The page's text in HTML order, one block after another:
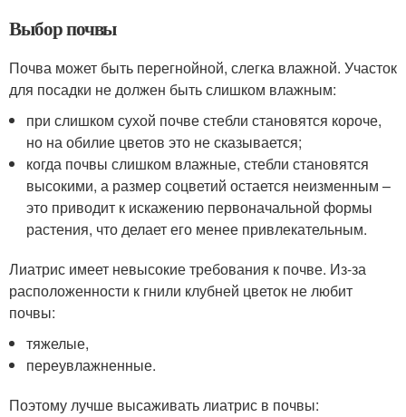
Выбор почвы
Почва может быть перегнойной, слегка влажной. Участок
для посадки не должен быть слишком влажным:
при слишком сухой почве стебли становятся короче,
но на обилие цветов это не сказывается;
когда почвы слишком влажные, стебли становятся
высокими, а размер соцветий остается неизменным –
это приводит к искажению первоначальной формы
растения, что делает его менее привлекательным.
Лиатрис имеет невысокие требования к почве. Из-за
расположенности к гнили клубней цветок не любит
почвы:
тяжелые,
переувлажненные.
Поэтому лучше высаживать лиатрис в почвы: